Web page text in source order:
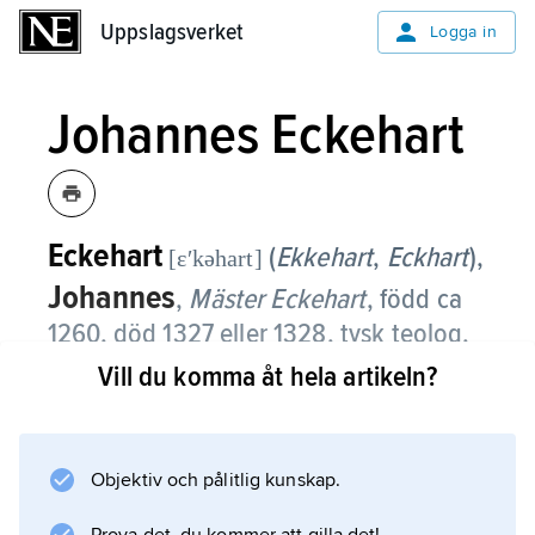
Uppslagsverket Logga in
Johannes Eckehart
Eckehart [ɛʹkəhart] (Ekkehart, Eckhart),
Johannes, Mäster Eckehart, född ca
1260, död 1327 eller 1328, tysk teolog,
filosof och mystiker.
vid 15 års ålder, studerade i Paris och Köln,
sedan åter i Paris, där han förvärvade
Vill du komma åt hela artikeln?
Objektiv och pålitlig kunskap.